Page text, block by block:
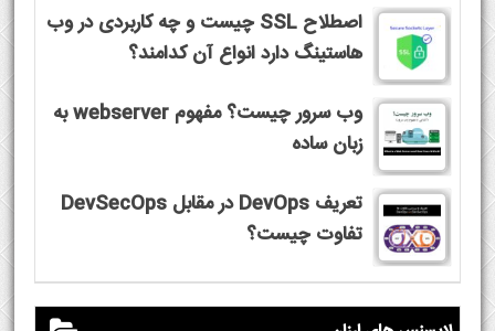
اصطلاح SSL چیست و چه کاربردی در وب
هاستینگ دارد انواع آن کدامند؟
وب سرور چیست؟ مفهوم webserver به
زبان ساده
تعریف DevOps در مقابل DevSecOps
تفاوت چیست؟